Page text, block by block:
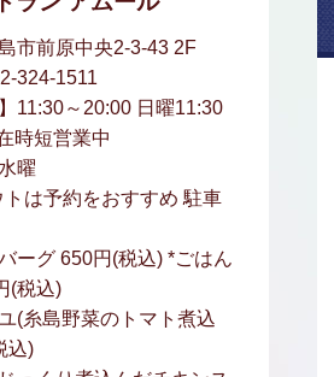
市前原中央2-3-43 2F
324-1511
11:30～20:00 日曜11:30
時短営業中
曜
は予約をおすすめ 駐車
ーグ 650円(税込) *ごはん
(税込)
(糸島野菜のトマト煮込
込)